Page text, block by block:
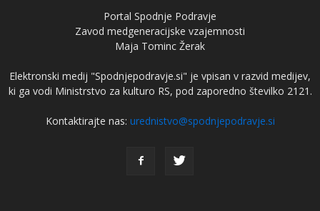
Portal Spodnje Podravje
Zavod medgeneracijske vzajemnosti
Maja Tominc Žerak
Elektronski medij "Spodnjepodravje.si" je vpisan v razvid medijev,
ki ga vodi Ministrstvo za kulturo RS, pod zaporedno številko 2121.
Kontaktirajte nas: urednistvo@spodnjepodravje.si